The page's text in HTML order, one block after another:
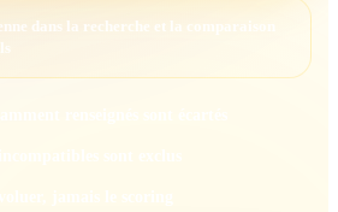
dans la recherche et la comparaison